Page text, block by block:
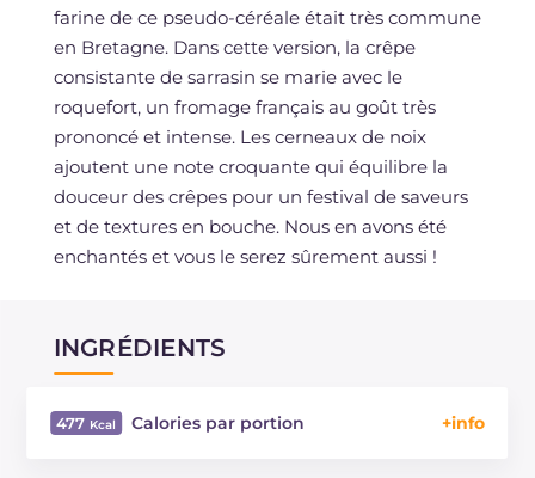
farine de ce pseudo-céréale était très commune
en Bretagne. Dans cette version, la crêpe
consistante de sarrasin se marie avec le
roquefort, un fromage français au goût très
prononcé et intense. Les cerneaux de noix
ajoutent une note croquante qui équilibre la
douceur des crêpes pour un festival de saveurs
et de textures en bouche. Nous en avons été
enchantés et vous le serez sûrement aussi !
INGRÉDIENTS
477 Calories par portion